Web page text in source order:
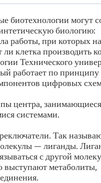
биотехнологии могут
биологию:
работы, при которых
ли клетка производить
Технического
работает по принципу
цифровых
центра, занимающиеся
системами.
Так
— лиганды.
с другой
выступают метаболиты,